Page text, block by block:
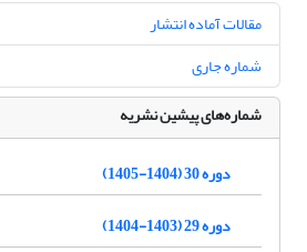
مقالات آماده انتشار
شماره جاری
شماره‌های پیشین نشریه
دوره 30 (1404-1405)
دوره 29 (1403-1404)